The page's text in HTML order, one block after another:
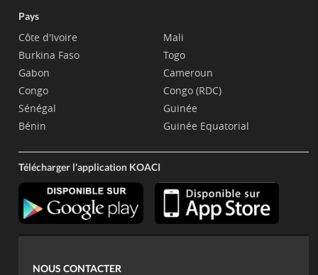
Pays
Côte d'Ivoire
Burkina Faso
Gabon
Congo
Sénégal
Bénin
Mali
Togo
Cameroun
Congo (RDC)
Guinée
Guinée Equatorial
Télécharger l'application KOACI
NOUS CONTACTER